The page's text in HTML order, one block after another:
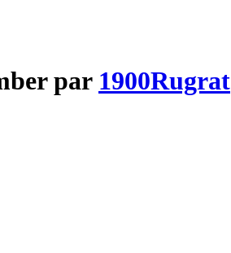
par 1900Rugrat